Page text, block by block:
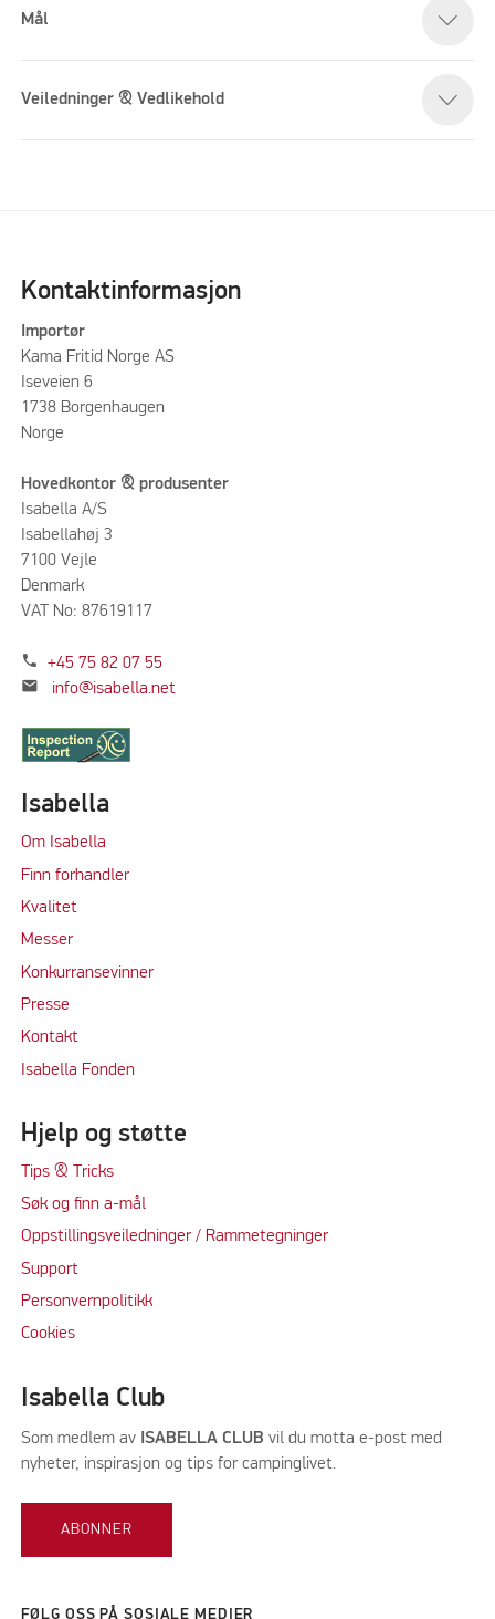
Mål
Veiledninger & Vedlikehold
Kontaktinformasjon
Importør
Kama Fritid Norge AS
Iseveien 6
1738 Borgenhaugen
Norge
Hovedkontor & produsenter
Isabella A/S
Isabellahøj 3
7100 Vejle
Denmark
VAT No: 87619117
phone +45 75 82 07 55
mail info@isabella.net
Isabella
Om Isabella
Finn forhandler
Kvalitet
Messer
Konkurransevinner
Presse
Kontakt
Isabella Fonden
Hjelp og støtte
Tips & Tricks
Søk og finn a-mål
Oppstillingsveiledninger / Rammetegninger
Support
Personvernpolitikk
Cookies
Isabella Club
Som medlem avISABELLA CLUB vil du motta e-post med
nyheter, inspirasjon og tips for campinglivet.
ABONNER
FØLG OSS PÅ SOSIALE MEDIER